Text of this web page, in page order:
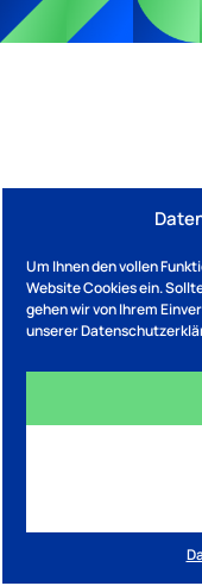
Um Ihnen den vollen
Website Cookies ein.
gehen wir von Ihrem
unserer